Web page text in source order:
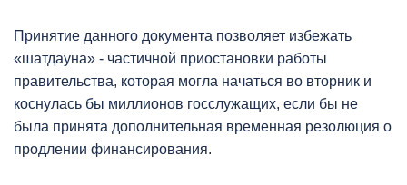
Принятие данного документа позволяет избежать
«шатдауна» - частичной приостановки работы
правительства, которая могла начаться во вторник и
коснулась бы миллионов госслужащих, если бы не
была принята дополнительная временная резолюция о
продлении финансирования.